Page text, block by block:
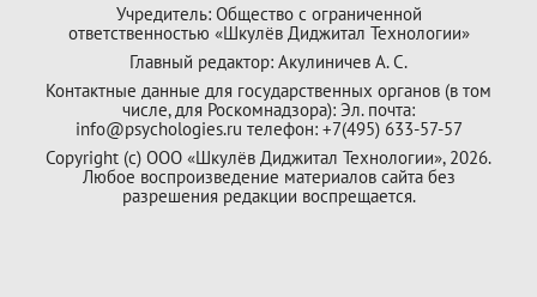
Учредитель: Общество с ограниченной
ответственностью «Шкулёв Диджитал Технологии»
Главный редактор: Акулиничев А. С.
Контактные данные для государственных органов (в том
числе, для Роскомнадзора): Эл. почта:
info@psychologies.ru телефон: +7(495) 633-57-57
Copyright (с) ООО «Шкулёв Диджитал Технологии», 2026.
Любое воспроизведение материалов сайта без
разрешения редакции воспрещается.